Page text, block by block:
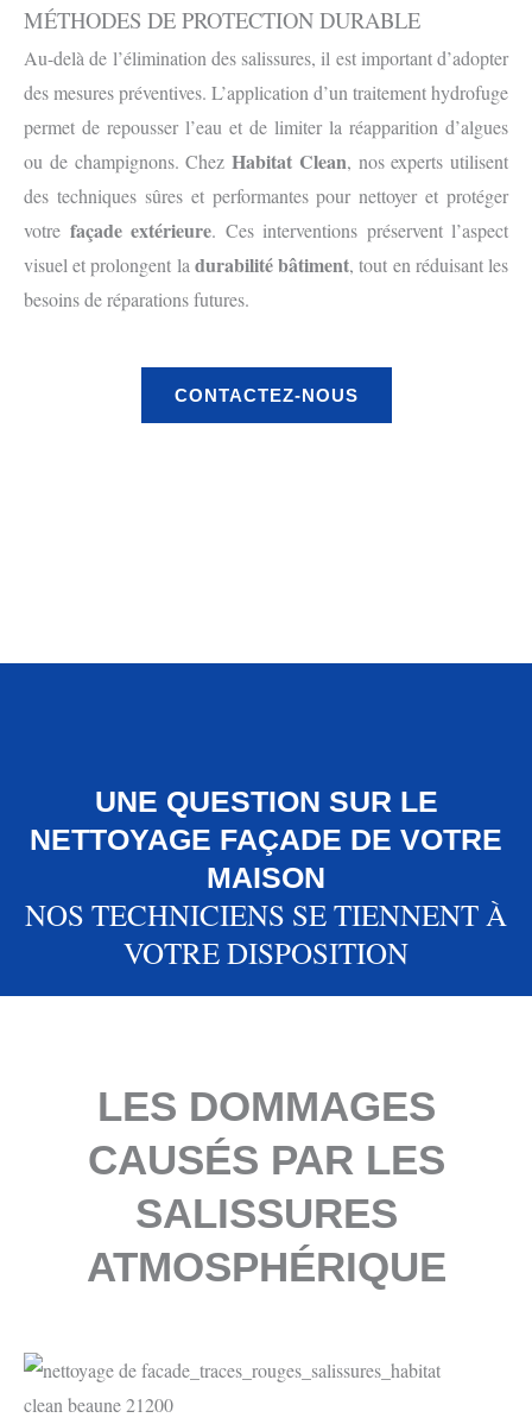
MÉTHODES DE PROTECTION DURABLE
Au-delà de l’élimination des salissures, il est important d’adopter
des mesures préventives. L’application d’un traitement hydrofuge
permet de repousser l’eau et de limiter la réapparition d’algues
ou de champignons. Chez Habitat Clean, nos experts utilisent
des techniques sûres et performantes pour nettoyer et protéger
votre façade extérieure. Ces interventions préservent l’aspect
visuel et prolongent la durabilité bâtiment, tout en réduisant les
besoins de réparations futures.
CONTACTEZ-NOUS
UNE QUESTION SUR LE
NETTOYAGE FAÇADE DE VOTRE
MAISON
NOS TECHNICIENS SE TIENNENT À
VOTRE DISPOSITION
LES DOMMAGES
CAUSÉS PAR LES
SALISSURES
ATMOSPHÉRIQUE